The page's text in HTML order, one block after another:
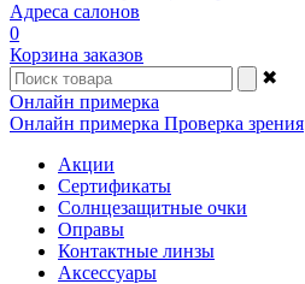
Адреса салонов
0
Корзина заказов
✖
Онлайн примерка
Онлайн примерка Проверка зрения
Акции
Сертификаты
Солнцезащитные очки
Оправы
Контактные линзы
Аксессуары